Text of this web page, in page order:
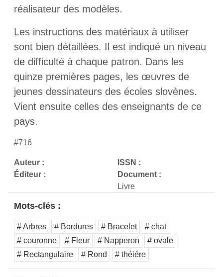
réalisateur des modèles.
Les instructions des matériaux à utiliser
sont bien détaillées. Il est indiqué un niveau
de difficulté à chaque patron. Dans les
quinze premières pages, les œuvres de
jeunes dessinateurs des écoles slovènes.
Vient ensuite celles des enseignants de ce
pays.
#716
Auteur :
Éditeur :
ISSN :
Document :
Livre
Mots-clés :
# Arbres # Bordures # Bracelet
# chat
# couronne
# Fleur # Napperon
# ovale
# Rectangulaire
# Rond # théiére